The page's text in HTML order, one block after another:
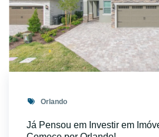
Orlando
Já Pensou em Investir em